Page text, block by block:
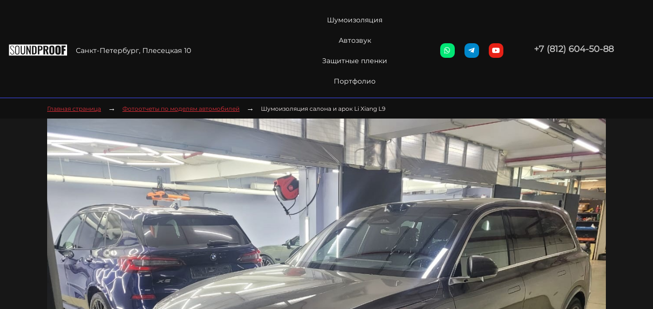
Санкт-Петербург, Плесецкая 10
Шумоизоляция
Автозвук
Защитные пленки
Портфолио
+7 (812) 604-50-88
Главная страница → Фотоотчеты по моделям автомобилей → Шумоизоляция салона и арок Li Xiang L9